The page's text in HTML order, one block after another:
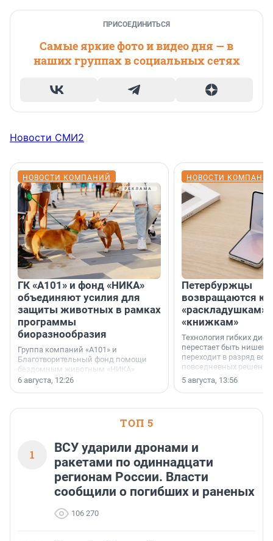
ПРИСОЕДИНИТЬСЯ
Самые яркие фото и видео дня — в
наших группах в социальных сетях
Новости СМИ2
НОВОСТИ КОМПАНИЙ
ГК «А101» и фонд «НИКА»
объединяют усилия для
защиты животных в рамках
программы
биоразнообразия
Группа компаний «А101» и
Благотворительный фонд помощи
бездомным животным «НИКА»
заключили соглашение о
6 августа, 12:26
НОВОСТИ
Петербуржцы
возвращаются к
«раскладушкам»
«книжкам»
Технология гибких
перестает быть
переходит в разряд
повседневных
5 августа, 13:56
ТОП 5
1
ВСУ ударили дронами и
ракетами по одиннадцати
регионам России. Власти
сообщили о погибших и раненых
106 270